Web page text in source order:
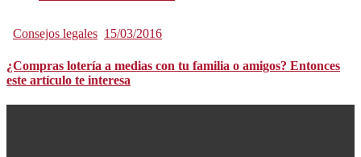
Consejos legales 15/03/2016
¿Compras lotería a medias con tu familia o amigos? Entonces
este artículo te interesa